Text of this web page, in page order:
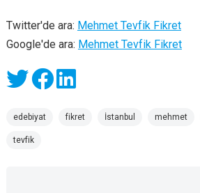
Twitter'de ara: Mehmet Tevfik Fikret
Google'de ara: Mehmet Tevfik Fikret
edebiyat fikret İstanbul mehmet
tevfik